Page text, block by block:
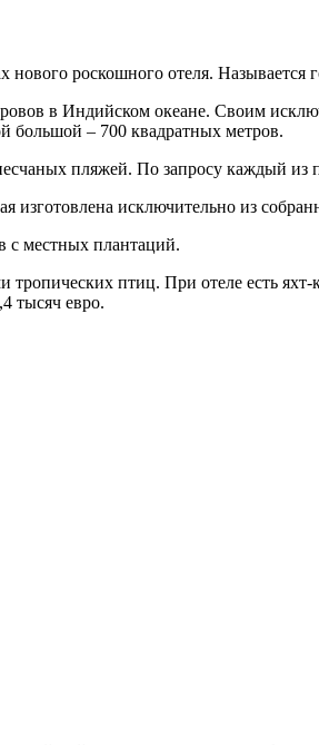
роскошного отеля. Называется
в Индийском океане. Своим
большой – 700 квадратных метров.
пляжей. По запросу каждый
исключительно из
с местных плантаций.
тропических птиц. При отеле есть
тысяч евро.